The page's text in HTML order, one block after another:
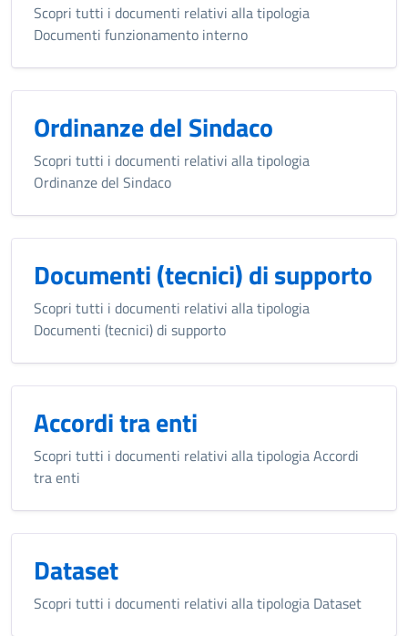
Scopri tutti i documenti relativi alla tipologia
Documenti funzionamento interno
Ordinanze del Sindaco
Scopri tutti i documenti relativi alla tipologia
Ordinanze del Sindaco
Documenti (tecnici) di supporto
Scopri tutti i documenti relativi alla tipologia
Documenti (tecnici) di supporto
Accordi tra enti
Scopri tutti i documenti relativi alla tipologia Accordi
tra enti
Dataset
Scopri tutti i documenti relativi alla tipologia Dataset